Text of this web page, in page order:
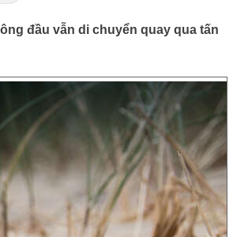
đầu vẫn di chuyển quay qua tấn